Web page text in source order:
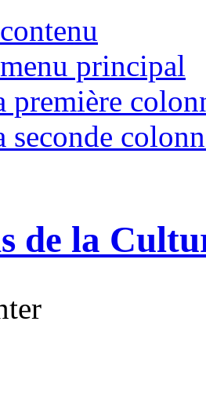
principal
première
seconde
de la